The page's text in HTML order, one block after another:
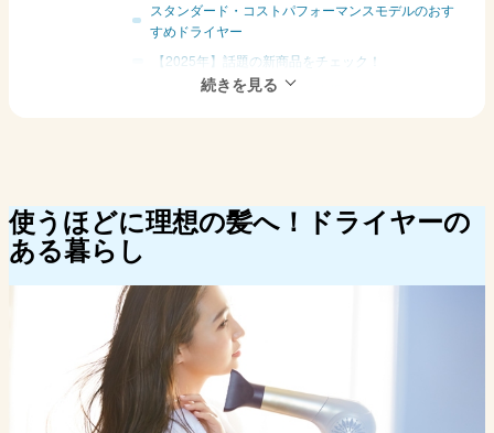
スタンダード・コストパフォーマンスモデルのおす
すめドライヤー
【2025年】話題の新商品をチェック！
ドライヤーのAmazon、楽天市場、Yahoo!ショッピ
使うほどに理想の髪へ！ドライヤーの
ある暮らし